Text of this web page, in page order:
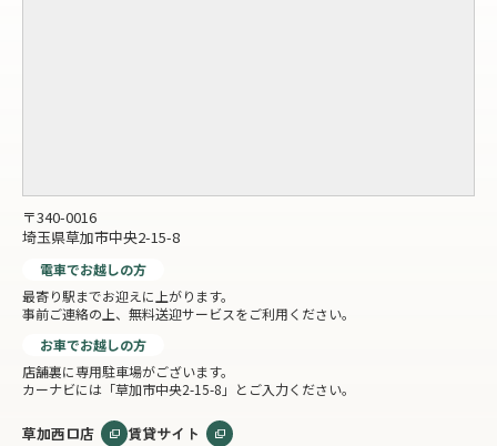
〒340-0016
埼玉県草加市中央2-15-8
電車でお越しの方
最寄り駅までお迎えに上がります。
事前ご連絡の上、無料送迎サービスをご利用ください。
お車でお越しの方
店舗裏に専用駐車場がございます。
カーナビには「草加市中央2-15-8」とご入力ください。
草加西口店 賃貸サイト